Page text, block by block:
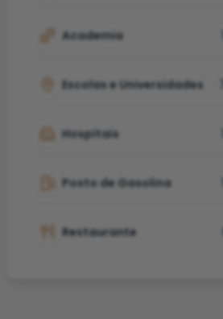
Academia
Escolas e Universidades
Hospitais
Posto de Gasolina
Restaurante